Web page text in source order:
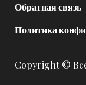
Обратная связь
Политика
Copyright ©